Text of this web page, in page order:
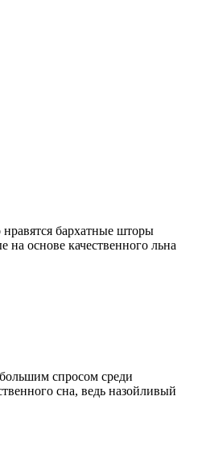
бархатные шторы
основе качественного льна
спросом среди
сна, ведь назойливый